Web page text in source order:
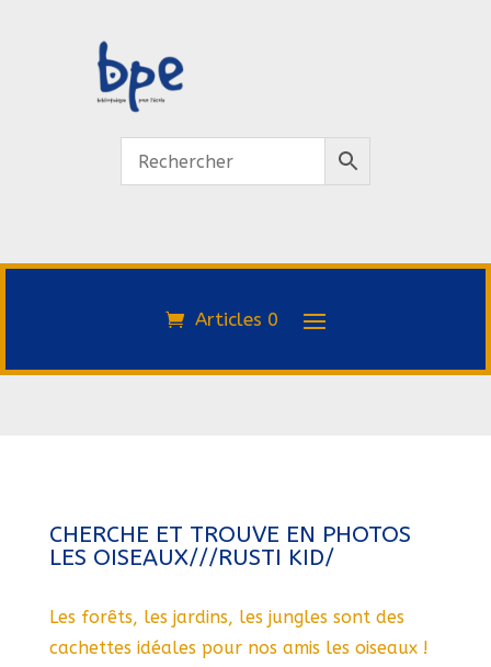
Articles 0
CHERCHE ET TROUVE EN PHOTOS
LES OISEAUX///RUSTI KID/
Les forêts, les jardins, les jungles sont des
cachettes idéales pour nos amis les oiseaux !